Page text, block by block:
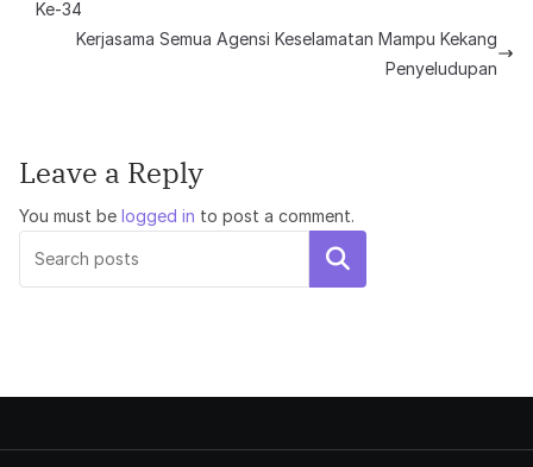
Ke-34
Kerjasama Semua Agensi Keselamatan Mampu Kekang
Penyeludupan
Leave a Reply
You must be logged in to post a comment.
Search